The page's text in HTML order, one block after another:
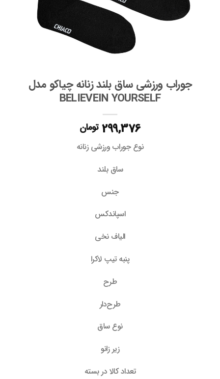
جوراب ورزشی ساق بلند زنانه چیاکو مدل
BELIEVEIN YOURSELF
299,376 تومان
نوع جوراب ورزشی زنانه
ساق بلند
جنس
اسپاندکس
الیاف نخی
پنبه تیپ لاکرا
طرح
طرح‌دار
نوع ساق
زیر زانو
تعداد کالا در بسته